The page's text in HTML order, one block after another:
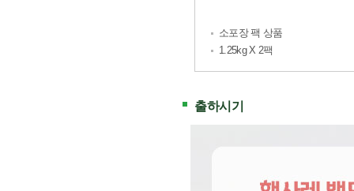
소포장 팩 상품
1.25kg X 2팩
출하시기